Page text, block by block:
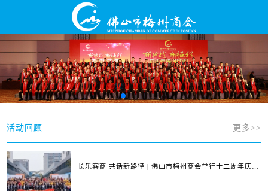
活动回顾 更多>>
长乐客商 共话新路径 | 佛山市梅州商会举行十二周年庆典